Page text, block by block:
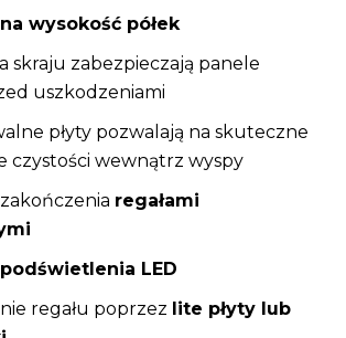
wysokość półek
skraju zabezpieczają panele
uszkodzeniami
płyty pozwalają na skuteczne
czystości wewnątrz wyspy
regałami
podświetlenia LED
regału poprzez lite płyty lub